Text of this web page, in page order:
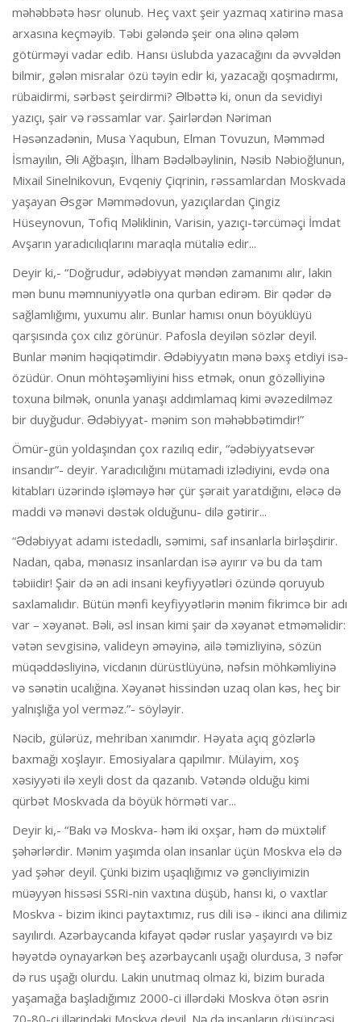
məhəbbətə həsr olunub. Heç vaxt şeir yazmaq xatirinə masa
arxasına keçməyib. Təbi gələndə şeir ona əlinə qələm
götürməyi vadar edib. Hansı üslubda yazacağını da əvvəldən
bilmir, gələn misralar özü təyin edir ki, yazacağı qoşmadırmı,
rübaidirmi, sərbəst şeirdirmi? Əlbəttə ki, onun da sevidiyi
yazıçı, şair və rəssamlar var. Şairlərdən Nəriman
Həsənzadənin, Musa Yaqubun, Elman Tovuzun, Məmməd
İsmayılın, Əli Ağbaşın, İlham Bədəlbəylinin, Nəsib Nəbioğlunun,
Mixail Sinelnikovun, Evqeniy Çiqrinin, rəssamlardan Moskvada
yaşayan Əsgər Məmmədovun, yazıçılardan Çingiz
Hüseynovun, Tofiq Məliklinin, Varisin, yazıçı-tərcüməçi İmdat
Avşarın yaradıcılıqlarını maraqla mütaliə edir...
Deyir ki,- “Doğrudur, ədəbiyyat məndən zamanımı alır, lakin
mən bunu məmnuniyyətlə ona qurban edirəm. Bir qədər də
sağlamlığımı, yuxumu alır. Bunlar hamısı onun böyüklüyü
qarşısında çox cılız görünür. Pafosla deyilən sözlər deyil.
Bunlar mənim həqiqətimdir. Ədəbiyyatın mənə bəxş etdiyi isə-
özüdür. Onun möhtəşəmliyini hiss etmək, onun gözəlliyinə
toxuna bilmək, onunla yanaşı addımlamaq kimi əvəzedilməz
bir duyğudur. Ədəbiyyat- mənim son məhəbbətimdir!”
Ömür-gün yoldaşından çox razılıq edir, “ədəbiyyatsevər
insandır”- deyir. Yaradıcılığını mütamadi izlədiyini, evdə ona
kitabları üzərində işləməyə hər çür şərait yaratdığını, eləcə də
maddi və mənəvi dəstək olduğunu- dilə gətirir...
“Ədəbiyyat adamı istedadlı, səmimi, saf insanlarla birləşdirir.
Nadan, qaba, mənasız insanlardan isə ayırır və bu da tam
təbiidir! Şair də ən adi insani keyfiyyətləri özündə qoruyub
saxlamalıdır. Bütün mənfi keyfiyyətlərin mənim fikrimcə bir adı
var – xəyanət. Bəli, əsl insan kimi şair də xəyanət etməməlidir:
vətən sevgisinə, valideyn əməyinə, ailə təmizliyinə, sözün
müqəddəsliyinə, vicdanın dürüstlüyünə, nəfsin möhkəmliyinə
və sənətin ucalığına. Xəyanət hissindən uzaq olan kəs, heç bir
yalnışlığa yol verməz.”- söyləyir.
Nəcib, gülərüz, mehriban xanımdır. Həyata açıq gözlərlə
baxmağı xoşlayır. Emosiyalara qapılmır. Mülayim, xoş
xəsiyyəti ilə xeyli dost da qazanıb. Vətəndə olduğu kimi
qürbət Moskvada da böyük hörməti var...
Deyir ki,- “Bakı və Moskva- həm iki oxşar, həm də müxtəlif
şəhərlərdir. Mənim yaşımda olan insanlar üçün Moskva elə də
yad şəhər deyil. Çünki bizim uşaqlığımız və gəncliyimizin
müəyyən hissəsi SSRi-nin vaxtına düşüb, hansı ki, o vaxtlar
Moskva - bizim ikinci paytaxtımız, rus dili isə - ikinci ana dilimiz
sayılırdı. Azərbaycanda kifayət qədər ruslar yaşayırdı və biz
həyətdə oynayarkən beş azərbaycanlı uşağı olurdusa, 3 nəfər
də rus uşağı olurdu. Lakin unutmaq olmaz ki, bizim burada
yaşamağa başladığımız 2000-ci illərdəki Moskva ötən əsrin
70-80-ci illərindəki Moskva deyil. Nə də insanların düşüncəsi